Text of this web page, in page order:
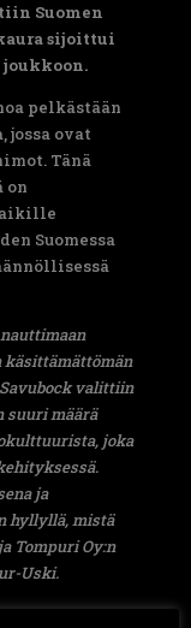
Suomen
sijoittui
joukkoon.
pelkästään
jossa ovat
Tänä
on
Suomessa
käsittämättömän
valittiin
suuri määrä
joka
ja
hyllyllä, mistä
Tompuri Oy:n
Uski.
viljellään